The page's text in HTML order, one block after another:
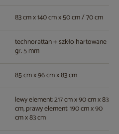
83 cm x 140 cm x 50 cm / 70 cm
technorattan + szkło hartowane
gr. 5 mm
85 cm x 96 cm x 83 cm
lewy element: 217 cm x 90 cm x 83
cm, prawy element: 190 cm x 90
cm x 83 cm